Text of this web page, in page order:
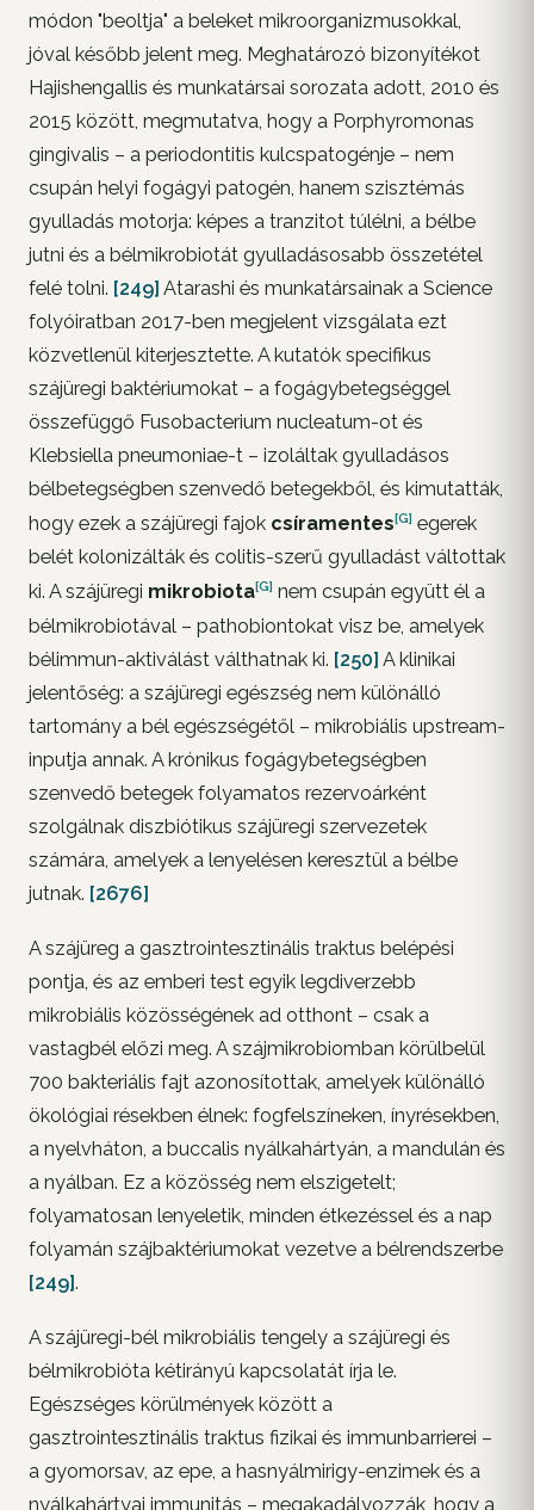
módon "beoltja" a beleket mikroorganizmusokkal,
jóval később jelent meg. Meghatározó bizonyítékot
Hajishengallis és munkatársai sorozata adott, 2010 és
2015 között, megmutatva, hogy a Porphyromonas
gingivalis – a periodontitis kulcspatogénje – nem
csupán helyi fogágyi patogén, hanem szisztémás
gyulladás motorja: képes a tranzitot túlélni, a bélbe
jutni és a bélmikrobiotát gyulladásosabb összetétel
felé tolni. [249] Atarashi és munkatársainak a Science
folyóiratban 2017-ben megjelent vizsgálata ezt
közvetlenül kiterjesztette. A kutatók specifikus
szájüregi baktériumokat – a fogágybetegséggel
összefüggő Fusobacterium nucleatum-ot és
Klebsiella pneumoniae-t – izoláltak gyulladásos
bélbetegségben szenvedő betegekből, és kimutatták,
hogy ezek a szájüregi fajok csíramentes[G] egerek
belét kolonizálták és colitis-szerű gyulladást váltottak
ki. A szájüregi mikrobiota[G] nem csupán együtt él a
bélmikrobiotával – pathobiontokat visz be, amelyek
bélimmun-aktiválást válthatnak ki. [250] A klinikai
jelentőség: a szájüregi egészség nem különálló
tartomány a bél egészségétől – mikrobiális upstream-
inputja annak. A krónikus fogágybetegségben
szenvedő betegek folyamatos rezervoárként
szolgálnak diszbiótikus szájüregi szervezetek
számára, amelyek a lenyelésen keresztül a bélbe
jutnak. [2676]
A szájüreg a gasztrointesztinális traktus belépési
pontja, és az emberi test egyik legdiverzebb
mikrobiális közösségének ad otthont – csak a
vastagbél előzi meg. A szájmikrobiomban körülbelül
700 bakteriális fajt azonosítottak, amelyek különálló
ökológiai résekben élnek: fogfelszíneken, ínyrésekben,
a nyelvháton, a buccalis nyálkahártyán, a mandulán és
a nyálban. Ez a közösség nem elszigetelt;
folyamatosan lenyeletik, minden étkezéssel és a nap
folyamán szájbaktériumokat vezetve a bélrendszerbe
[249].
A szájüregi-bél mikrobiális tengely a szájüregi és
bélmikrobióta kétirányú kapcsolatát írja le.
Egészséges körülmények között a
gasztrointesztinális traktus fizikai és immunbarrierei –
a gyomorsav, az epe, a hasnyálmirigy-enzimek és a
nyálkahártyai immunitás – megakadályozzák, hogy a